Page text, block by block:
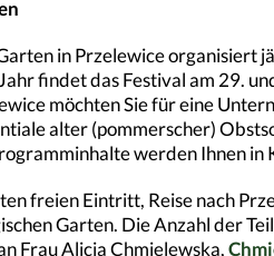
in Przelewice organisiert
findet das Festival am 29.
möchten Sie für eine
alter (pommerscher)
werden Ihnen in
freien Eintritt, Reise nach
Garten. Die Anzahl der
Frau Alicja Chmielewska,